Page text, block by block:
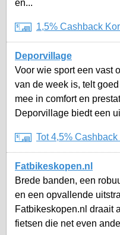
en...
1,5% Cashback
Deporvillage
Voor wie sport een vast
van de week is, telt goed
mee in comfort en
Deporvillage biedt een
Tot 4,5% Cashback
Fatbikeskopen.nl
Brede banden, een
en een opvallende
Fatbikeskopen.nl draait
fietsen die net even